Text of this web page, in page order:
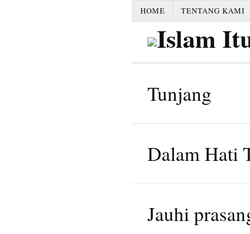
HOME TENTANG KAMI
Tunjang
Dalam Hati
Jauhi